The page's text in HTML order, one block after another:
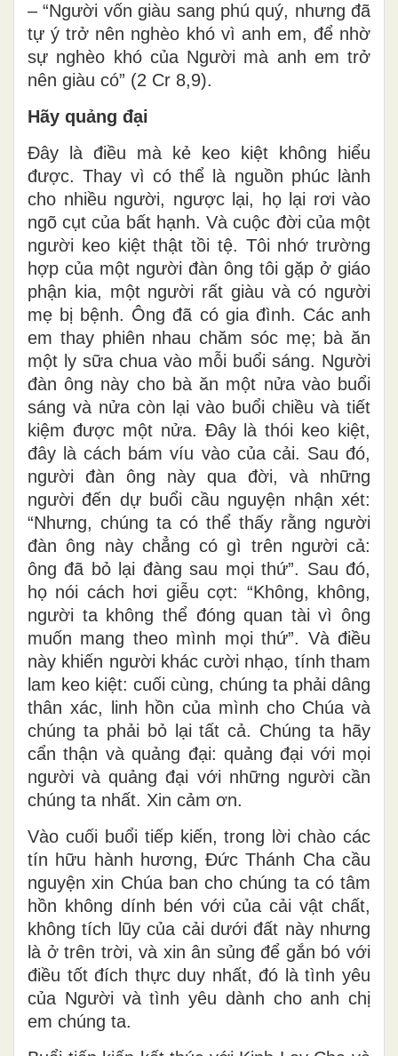
– “Người vốn giàu sang phú quý, nhưng đã
tự ý trở nên nghèo khó vì anh em, để nhờ
sự nghèo khó của Người mà anh em trở
nên giàu có” (2 Cr 8,9).
Hãy quảng đại
Đây là điều mà kẻ keo kiệt không hiểu
được. Thay vì có thể là nguồn phúc lành
cho nhiều người, ngược lại, họ lại rơi vào
ngõ cụt của bất hạnh. Và cuộc đời của một
người keo kiệt thật tồi tệ. Tôi nhớ trường
hợp của một người đàn ông tôi gặp ở giáo
phận kia, một người rất giàu và có người
mẹ bị bệnh. Ông đã có gia đình. Các anh
em thay phiên nhau chăm sóc mẹ; bà ăn
một ly sữa chua vào mỗi buổi sáng. Người
đàn ông này cho bà ăn một nửa vào buổi
sáng và nửa còn lại vào buổi chiều và tiết
kiệm được một nửa. Đây là thói keo kiệt,
đây là cách bám víu vào của cải. Sau đó,
người đàn ông này qua đời, và những
người đến dự buổi cầu nguyện nhận xét:
“Nhưng, chúng ta có thể thấy rằng người
đàn ông này chẳng có gì trên người cả:
ông đã bỏ lại đàng sau mọi thứ”. Sau đó,
họ nói cách hơi giễu cợt: “Không, không,
người ta không thể đóng quan tài vì ông
muốn mang theo mình mọi thứ”. Và điều
này khiến người khác cười nhạo, tính tham
lam keo kiệt: cuối cùng, chúng ta phải dâng
thân xác, linh hồn của mình cho Chúa và
chúng ta phải bỏ lại tất cả. Chúng ta hãy
cẩn thận và quảng đại: quảng đại với mọi
người và quảng đại với những người cần
chúng ta nhất. Xin cảm ơn.
Vào cuối buổi tiếp kiến, trong lời chào các
tín hữu hành hương, Đức Thánh Cha cầu
nguyện xin Chúa ban cho chúng ta có tâm
hồn không dính bén với của cải vật chất,
không tích lũy của cải dưới đất này nhưng
là ở trên trời, và xin ân sủng để gắn bó với
điều tốt đích thực duy nhất, đó là tình yêu
của Người và tình yêu dành cho anh chị
em chúng ta.